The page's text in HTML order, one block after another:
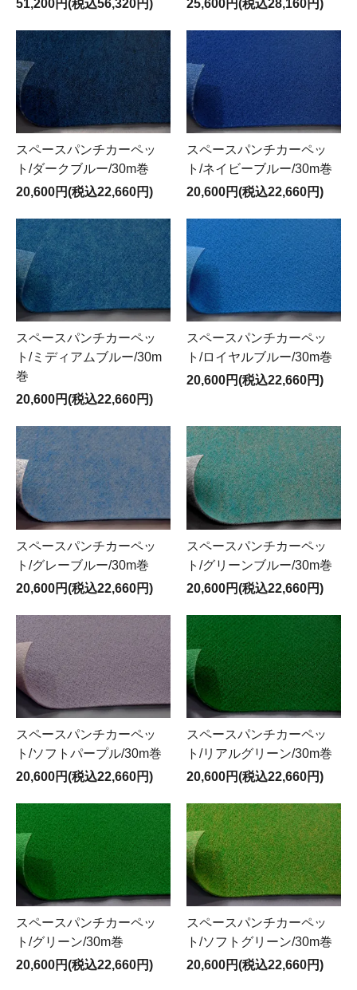
51,200円(税込56,320円)
25,600円(税込28,160円)
スペースパンチカーペッ
ト/ダークブルー/30m巻
20,600円(税込22,660円)
スペースパンチカーペッ
ト/ネイビーブルー/30m巻
20,600円(税込22,660円)
スペースパンチカーペッ
ト/ミディアムブルー/30m
巻
20,600円(税込22,660円)
スペースパンチカーペッ
ト/ロイヤルブルー/30m巻
20,600円(税込22,660円)
スペースパンチカーペッ
ト/グレーブルー/30m巻
20,600円(税込22,660円)
スペースパンチカーペッ
ト/グリーンブルー/30m巻
20,600円(税込22,660円)
スペースパンチカーペッ
ト/ソフトパープル/30m巻
20,600円(税込22,660円)
スペースパンチカーペッ
ト/リアルグリーン/30m巻
20,600円(税込22,660円)
スペースパンチカーペッ
ト/グリーン/30m巻
20,600円(税込22,660円)
スペースパンチカーペッ
ト/ソフトグリーン/30m巻
20,600円(税込22,660円)